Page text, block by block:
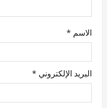
الاسم *
البريد الإلكتروني *